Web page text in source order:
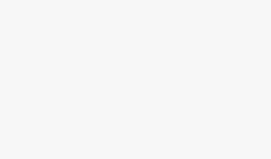
1. 「本
みます
「